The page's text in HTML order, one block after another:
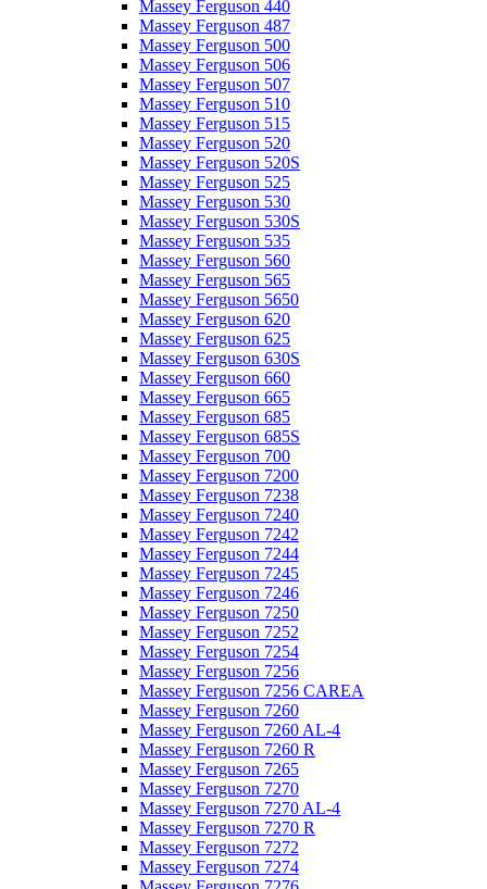
Massey Ferguson 440
Massey Ferguson 487
Massey Ferguson 500
Massey Ferguson 506
Massey Ferguson 507
Massey Ferguson 510
Massey Ferguson 515
Massey Ferguson 520
Massey Ferguson 520S
Massey Ferguson 525
Massey Ferguson 530
Massey Ferguson 530S
Massey Ferguson 535
Massey Ferguson 560
Massey Ferguson 565
Massey Ferguson 5650
Massey Ferguson 620
Massey Ferguson 625
Massey Ferguson 630S
Massey Ferguson 660
Massey Ferguson 665
Massey Ferguson 685
Massey Ferguson 685S
Massey Ferguson 700
Massey Ferguson 7200
Massey Ferguson 7238
Massey Ferguson 7240
Massey Ferguson 7242
Massey Ferguson 7244
Massey Ferguson 7245
Massey Ferguson 7246
Massey Ferguson 7250
Massey Ferguson 7252
Massey Ferguson 7254
Massey Ferguson 7256
Massey Ferguson 7256 CAREA
Massey Ferguson 7260
Massey Ferguson 7260 AL-4
Massey Ferguson 7260 R
Massey Ferguson 7265
Massey Ferguson 7270
Massey Ferguson 7270 AL-4
Massey Ferguson 7270 R
Massey Ferguson 7272
Massey Ferguson 7274